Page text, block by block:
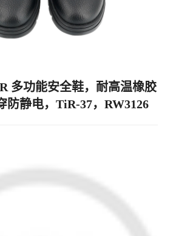
多功能安全鞋，耐高温橡胶
防静电，TiR-37，RW3126